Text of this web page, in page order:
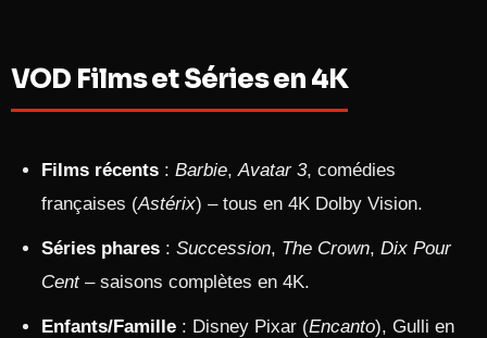
VOD Films et Séries en 4K
Films récents : Barbie,Avatar 3, comédies
françaises (Astérix) – tous en 4K Dolby Vision.
Séries phares : Succession, The Crown, Dix Pour
Cent– saisons complètes en 4K.
Enfants/Famille : Disney Pixar (Encanto), Gulli en